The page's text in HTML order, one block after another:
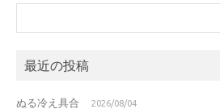
最近の投稿
ぬる冷え具合 2026/08/04